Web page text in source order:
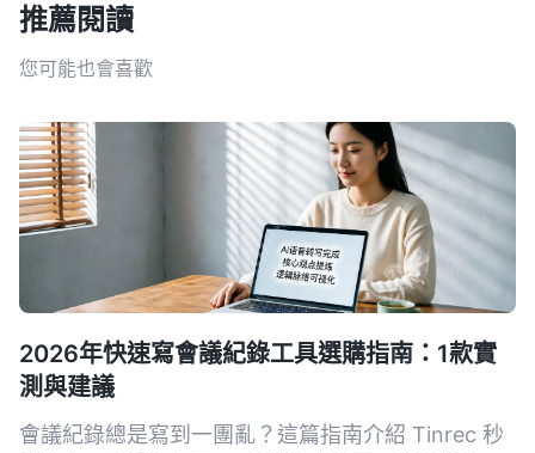
推薦閱讀
您可能也會喜歡
2026年快速寫會議紀錄工具選購指南：1款實
測與建議
會議紀錄總是寫到一團亂？這篇指南介紹 Tinrec 秒